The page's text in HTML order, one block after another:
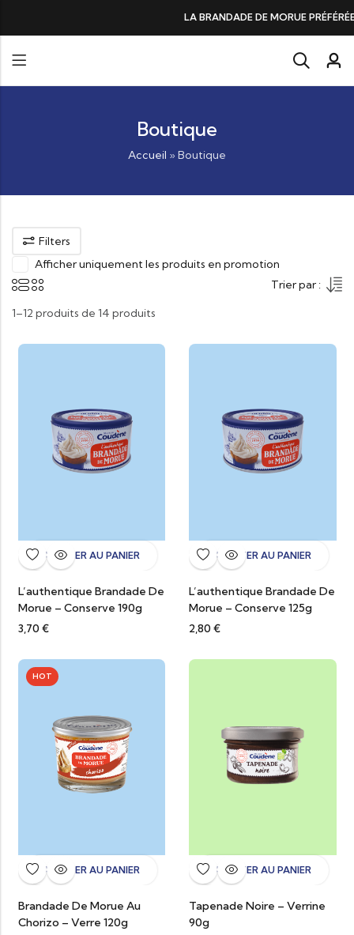
DE MORUE PRÉFÉRÉE DES GOURMANDS, N°1 DANS LES CŒURS ET
Boutique
Accueil » Boutique
Filters
Afficher uniquement les produits en promotion
Trier par :
1–12 produits de 14 produits
AJOUTER AU PANIER
L’authentique Brandade De
Morue – Conserve 190g
3,70 €
AJOUTER AU PANIER
L’authentique Brandade De
Morue – Conserve 125g
2,80 €
HOT
AJOUTER AU PANIER
Brandade De Morue Au
Chorizo – Verre 120g
AJOUTER AU PANIER
Tapenade Noire – Verrine
90g